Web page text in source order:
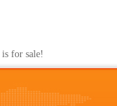
for sale!